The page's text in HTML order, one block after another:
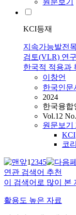
원문보기
KCI등재
지속가능발전
검토(VLR) 연
한국적 적용과
이창언
한국인문
2024
한국융합
Vol.12
원문보기
KCI
코
12345
연관 검색어 추천
이 검색어로 많이 본
활용도 높은 자료